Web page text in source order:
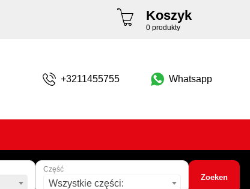
Koszyk
0 produkty
Whatsapp
+3211455755
Część
Wszystkie części:
Zoeken